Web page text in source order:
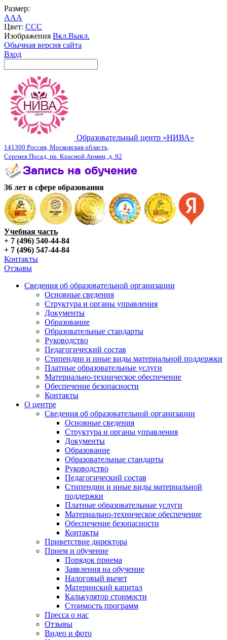
Размер:
AAA
Цвет: CCC
Изображения Вкл.Выкл.
Обычная версия сайта
Вход
Образовательный центр «НИВА»
141300 Россия, Московская область,
Сергиев Посад, пр. Красной Армии, д. 92
36 лет в сфере образования
Учебная часть
+ 7 (496) 540-44-84
+ 7 (496) 547-44-84
Контакты
Отзывы
Сведения об образовательной организации
Основные сведения
Структура и органы управления
Документы
Образование
Образовательные стандарты
Руководство
Педагогический состав
Стипендии и иные виды материальной поддержки
Платные образовательные услуги
Материально-техническое обеспечение
Обеспечение безопасности
Контакты
О центре
Сведения об образовательной организации
Основные сведения
Структура и органы управления
Документы
Образование
Образовательные стандарты
Руководство
Педагогический состав
Стипендии и иные виды материальной
поддержки
Платные образовательные услуги
Материально-техническое обеспечение
Обеспечение безопасности
Контакты
Приветствие директора
Прием и обучение
Порядок приема
Заявления на обучение
Налоговый вычет
Материнский капитал
Калькулятор стоимости
Стоимость программ
Пресса о нас
Отзывы
Видео и фото